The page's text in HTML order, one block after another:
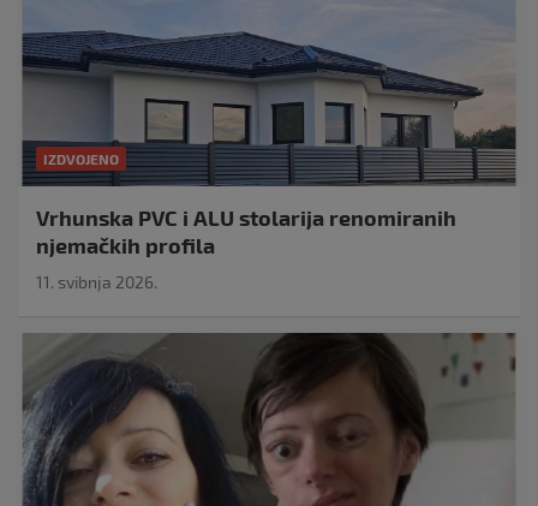
IZDVOJENO
Vrhunska PVC i ALU stolarija renomiranih
njemačkih profila
11. svibnja 2026.